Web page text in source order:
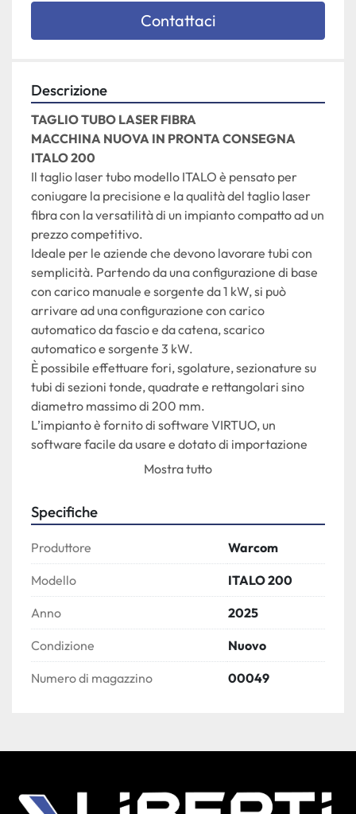
Contattaci
Descrizione
TAGLIO TUBO LASER FIBRA
MACCHINA NUOVA IN PRONTA CONSEGNA
ITALO 200
Il taglio laser tubo modello ITALO è pensato per
coniugare la precisione e la qualità del taglio laser
fibra con la versatilità di un impianto compatto ad un
prezzo competitivo.
Ideale per le aziende che devono lavorare tubi con
semplicità. Partendo da una configurazione di base
con carico manuale e sorgente da 1 kW, si può
arrivare ad una configurazione con carico
automatico da fascio e da catena, scarico
automatico e sorgente 3 kW.
È possibile effettuare fori, sgolature, sezionature su
tubi di sezioni tonde, quadrate e rettangolari sino
diametro massimo di 200 mm.
L’impianto è fornito di software VIRTUO, un
software facile da usare e dotato di importazione
dei principali assiemi 3D.
Ottimo rapporto prestazioni/prezzo.
Ampia gamma di sezioni lavorabili.
laser fibra.
Taglio preciso e di alta qualità.
Italia.
catena
4000 mm e 6000 mm.
Sorgente nLight 2kW, 3kW e 4kW
Mostra tutto
Specifiche
Produttore Warcom
Modello ITALO 200
Anno 2025
Condizione Nuovo
Numero di magazzino 00049